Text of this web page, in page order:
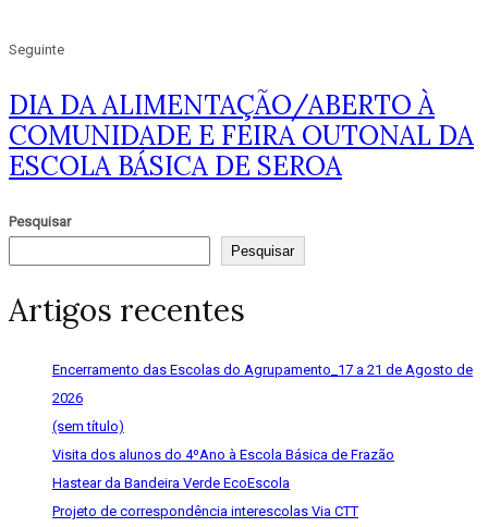
Seguinte
DIA DA ALIMENTAÇÃO/ABERTO À
COMUNIDADE E FEIRA OUTONAL DA
ESCOLA BÁSICA DE SEROA
Pesquisar
Pesquisar
Artigos recentes
Encerramento das Escolas do Agrupamento_17 a 21 de Agosto de
2026
(sem título)
Visita dos alunos do 4ºAno à Escola Básica de Frazão
Hastear da Bandeira Verde EcoEscola
Projeto de correspondência interescolas Via CTT